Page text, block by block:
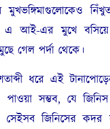
মুখভঙ্গিমাগুলোকেও
এ আই-এর মুখে
গেল পর্দা থেকে।
ধরে এই
সম্ভব, যে
সেইসব জিনিসের